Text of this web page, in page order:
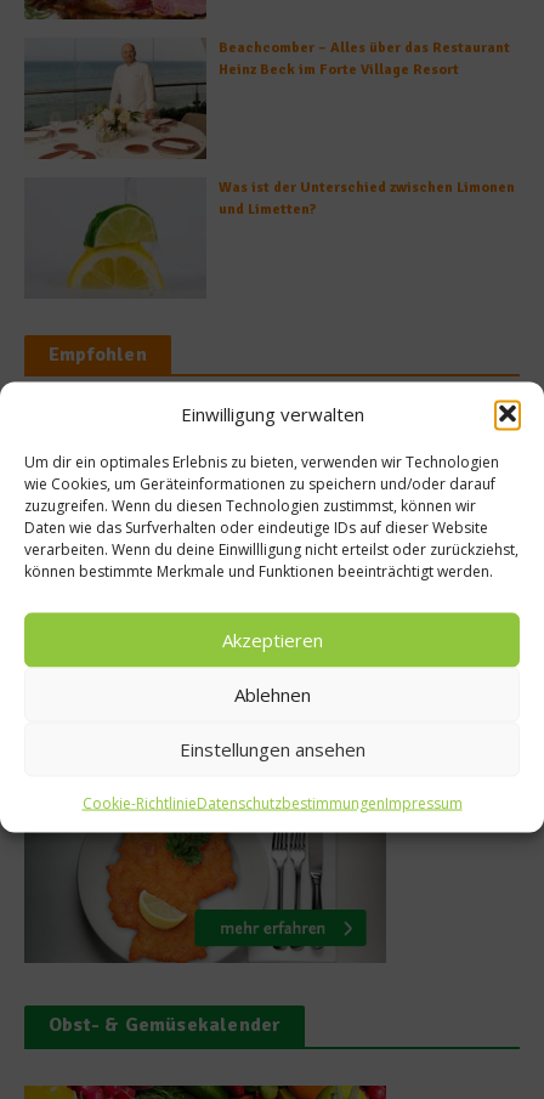
Einwilligung verwalten
Um dir ein optimales Erlebnis zu bieten, verwenden wir Technologien
wie Cookies, um Geräteinformationen zu speichern und/oder darauf
zuzugreifen. Wenn du diesen Technologien zustimmst, können wir
Daten wie das Surfverhalten oder eindeutige IDs auf dieser Website
verarbeiten. Wenn du deine Einwillligung nicht erteilst oder zurückziehst,
können bestimmte Merkmale und Funktionen beeinträchtigt werden.
Akzeptieren
Ablehnen
Einstellungen ansehen
Cookie-RichtlinieDatenschutzbestimmungenImpressum
Beachcomber – Alles über das Restaurant
Heinz Beck im Forte Village Resort
Was ist der Unterschied zwischen Limonen
und Limetten?
Empfohlen
& Rezepte
2013
Kaffee – das
Fitness-
23. August
Obst- & Gemüsekalender